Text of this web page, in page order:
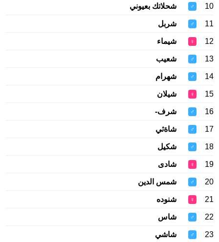
10
♂ شحلاتك بعيوني
11
♂ شربل
12
♀ شيماء
13
♂ شعيب
14
♂ شهرام
15
♀ شيلان
16
♂ شرف-
17
♂ شاةثي
18
♂ شكيل
19
♀ شادی
20
♂ شمس الدين
21
♀ شنوده
22
♂ شاس
23
♂ شاشي